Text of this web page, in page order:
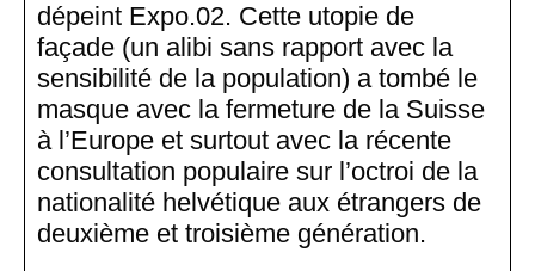
dépeint Expo.02. Cette utopie de
façade (un alibi sans rapport avec la
sensibilité de la population) a tombé le
masque avec la fermeture de la Suisse
à l’Europe et surtout avec la récente
consultation populaire sur l’octroi de la
nationalité helvétique aux étrangers de
deuxième et troisième génération.